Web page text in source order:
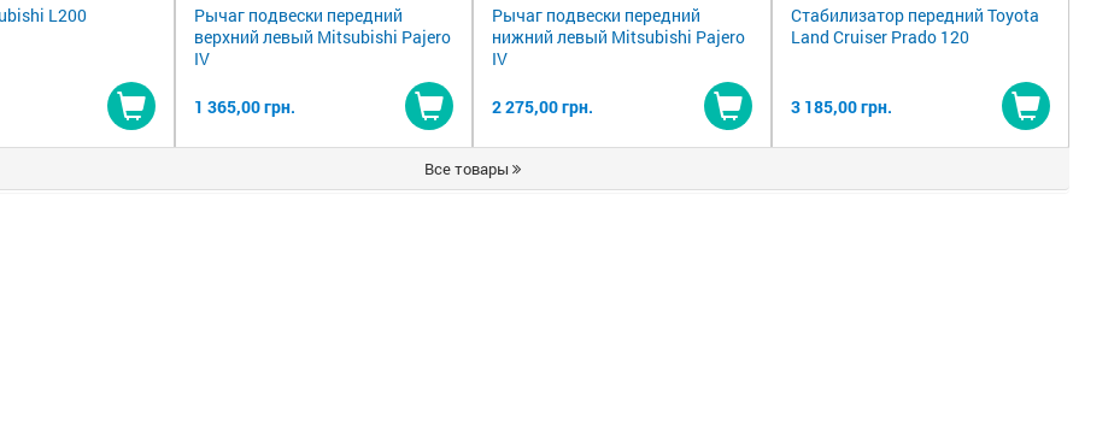
L200
Купить
Рычаг подвески передний
верхний левый Mitsubishi Pajero
IV
1 365,00 грн.
Купить
Рычаг подвески передний
нижний левый Mitsubishi Pajero
IV
2 275,00 грн.
Купить
Стабилизатор передний Toyota
Land Cruiser Prado 120
3 185,00 грн.
Купить
Все товары